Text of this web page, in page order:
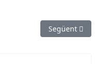
tornarà a pujar al Castell
Article
Següent